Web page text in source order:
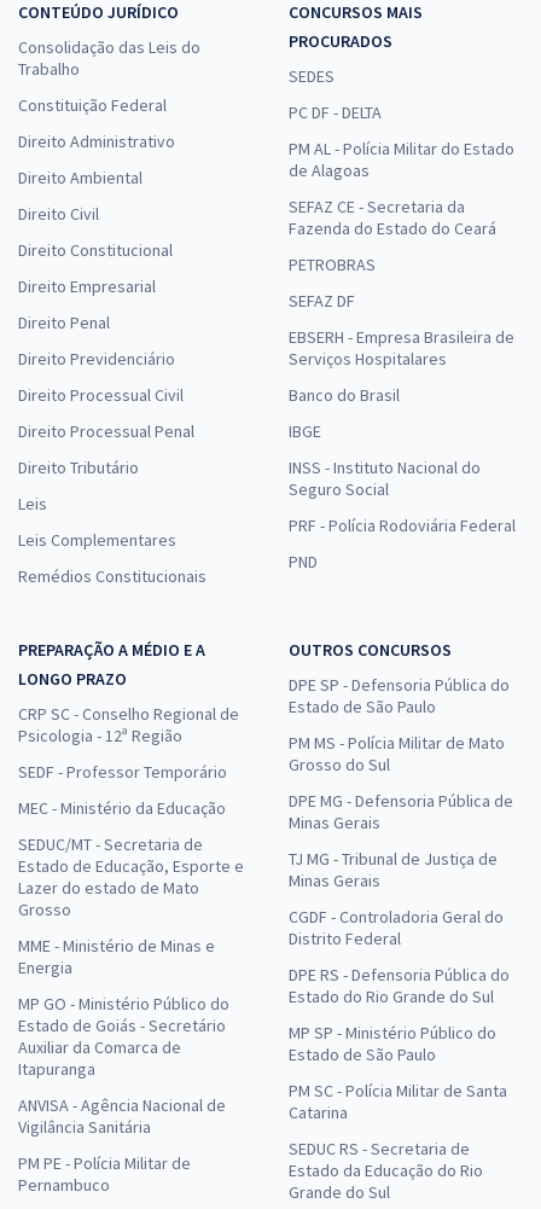
CONTEÚDO JURÍDICO
Consolidação das Leis do
Trabalho
Constituição Federal
Direito Administrativo
Direito Ambiental
Direito Civil
Direito Constitucional
Direito Empresarial
Direito Penal
Direito Previdenciário
Direito Processual Civil
Direito Processual Penal
Direito Tributário
Leis
Leis Complementares
Remédios Constitucionais
CONCURSOS MAIS
PROCURADOS
SEDES
PC DF - DELTA
PM AL - Polícia Militar do Estado
de Alagoas
SEFAZ CE - Secretaria da
Fazenda do Estado do Ceará
PETROBRAS
SEFAZ DF
EBSERH - Empresa Brasileira de
Serviços Hospitalares
Banco do Brasil
IBGE
INSS - Instituto Nacional do
Seguro Social
PRF - Polícia Rodoviária Federal
PND
PREPARAÇÃO A MÉDIO E A
LONGO PRAZO
CRP SC - Conselho Regional de
Psicologia - 12ª Região
SEDF - Professor Temporário
MEC - Ministério da Educação
SEDUC/MT - Secretaria de
Estado de Educação, Esporte e
Lazer do estado de Mato
Grosso
MME - Ministério de Minas e
Energia
MP GO - Ministério Público do
Estado de Goiás - Secretário
Auxiliar da Comarca de
Itapuranga
ANVISA - Agência Nacional de
Vigilância Sanitária
PM PE - Polícia Militar de
Pernambuco
OUTROS CONCURSOS
DPE SP - Defensoria Pública do
Estado de São Paulo
PM MS - Polícia Militar de Mato
Grosso do Sul
DPE MG - Defensoria Pública de
Minas Gerais
TJ MG - Tribunal de Justiça de
Minas Gerais
CGDF - Controladoria Geral do
Distrito Federal
DPE RS - Defensoria Pública do
Estado do Rio Grande do Sul
MP SP - Ministério Público do
Estado de São Paulo
PM SC - Polícia Militar de Santa
Catarina
SEDUC RS - Secretaria de
Estado da Educação do Rio
Grande do Sul